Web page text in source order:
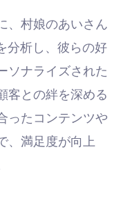
、村娘のあいさん
分析し、彼らの好
ソナライズされた
客との絆を深める
ったコンテンツや
、満足度が向上